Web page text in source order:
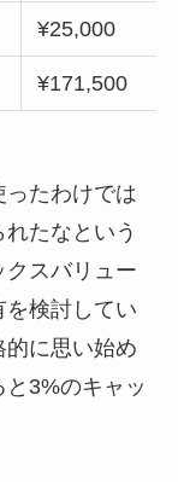
¥25,000
¥171,500
たわけでは
たなという
スバリュー
検討してい
的に思い始め
3%のキャッ